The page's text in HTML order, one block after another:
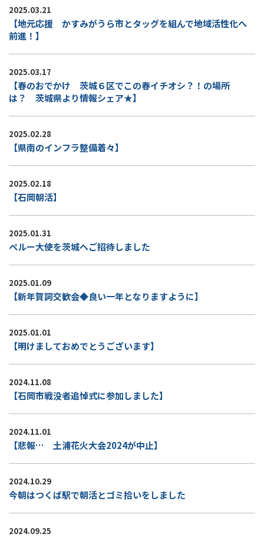
2025.03.21
【地元応援 かすみがうら市とタッグを組んで地域活性化へ
前進！】
2025.03.17
【春のおでかけ 茨城６区でこの春イチオシ？！の場所
は？ 茨城県より情報シェア★】
2025.02.28
【県南のインフラ整備着々】
2025.02.18
【石岡朝活】
2025.01.31
ペルー大使を茨城へご招待しました
2025.01.09
【新年賀詞交歓会◆良い一年となりますように】
2025.01.01
【明けましておめでとうございます】
2024.11.08
【石岡市戦没者追悼式に参加しました】
2024.11.01
【悲報… 土浦花火大会2024が中止】
2024.10.29
今朝はつくば駅で朝活とゴミ拾いをしました
2024.09.25